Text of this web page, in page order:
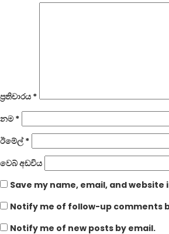
ප්‍රතිචාරය *
නම *
ඊමේල්*
වෙබ් අඩවිය
Save my name, email, and
Notify me of follow-up comments
Notify me of new posts by email.